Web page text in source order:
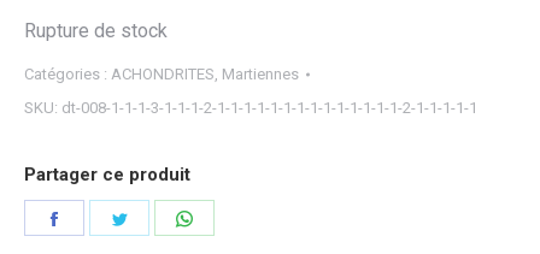
Rupture de stock
Catégories : ACHONDRITES Martiennes
SKU: dt-008-1-1-1-3-1-1-1-2-1-1-1-1-1-1-1-1-1-1-1-1-1-1-2-1-1-1-1-1
Partager ce produit
Partager Partager